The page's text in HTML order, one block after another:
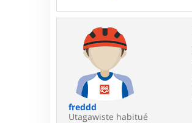
n
t
c
t
e
f
a
s
m
freddd
Utagawiste habitué